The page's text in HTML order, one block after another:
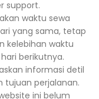
support.
waktu sewa
yang sama, tetap
kelebihan waktu
berikutnya.
informasi detil
tujuan perjalanan.
ini belum